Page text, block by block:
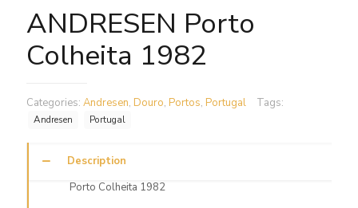
ANDRESEN Porto
Colheita 1982
Categories: Andresen, Douro, Portos, Portugal Tags:
Andresen Portugal
Description
Porto Colheita 1982